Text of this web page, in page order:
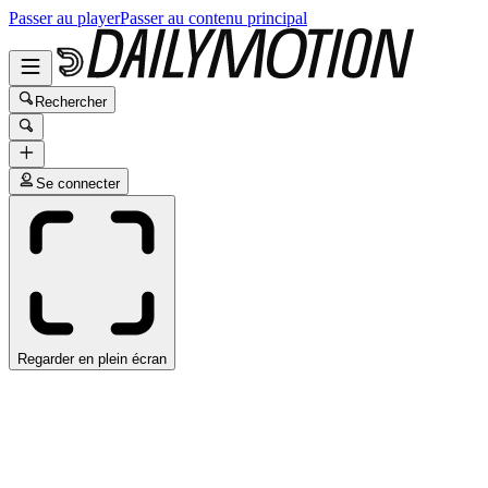
Passer au playerPasser au contenu principal
Rechercher
Se connecter
Regarder en plein écran